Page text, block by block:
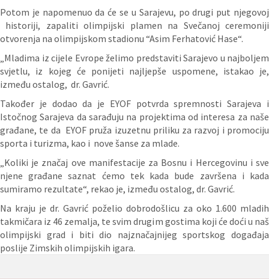
Potom je napomenuo da će se u Sarajevu, po drugi put njegovoj
historiji, zapaliti olimpijski plamen na Svečanoj ceremoniji
otvorenja na olimpijskom stadionu “Asim Ferhatović Hase“.
„Mladima iz cijele Evrope želimo predstaviti Sarajevo u najboljem
svjetlu, iz kojeg će ponijeti najljepše uspomene, istakao je,
između ostalog, dr. Gavrić.
Također je dodao da je EYOF potvrda spremnosti Sarajeva i
Istočnog Sarajeva da sarađuju na projektima od interesa za naše
građane, te da EYOF pruža izuzetnu priliku za razvoj i promociju
sporta i turizma, kao i nove šanse za mlade.
„Koliki je značaj ove manifestacije za Bosnu i Hercegovinu i sve
njene građane saznat ćemo tek kada bude završena i kada
sumiramo rezultate“, rekao je, između ostalog, dr. Gavrić.
Na kraju je dr. Gavrić poželio dobrodošlicu za oko 1.600 mladih
takmičara iz 46 zemalja, te svim drugim gostima koji će doći u naš
olimpijski grad i biti dio najznačajnijeg sportskog događaja
poslije Zimskih olimpijskih igara.